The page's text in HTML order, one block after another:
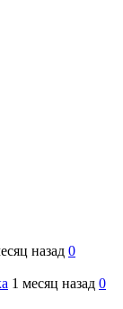
назад 0
1 месяц назад 0